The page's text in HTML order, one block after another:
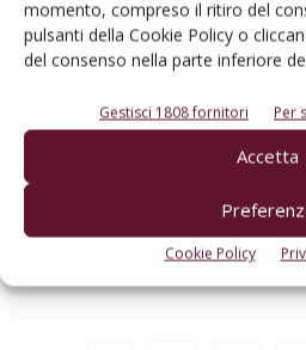
momento, compreso il ritiro del
pulsanti della Cookie Policy o
del consenso nella parte inferiore
Gestisci 1808 fornitori Per
Accetta
Cookie Policy
Iscriviti alle nostre